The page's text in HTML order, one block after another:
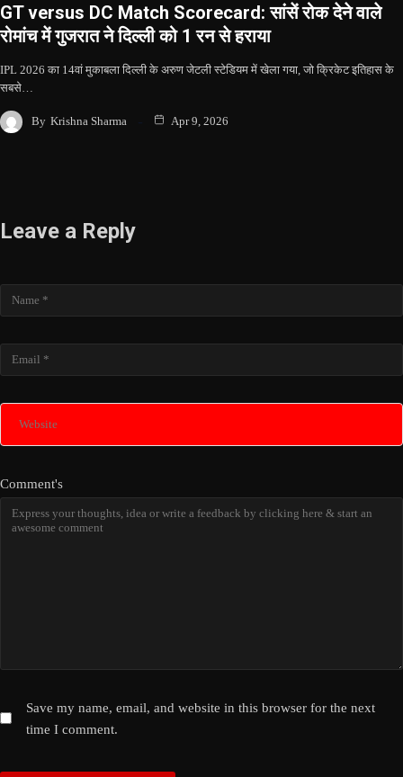
GT versus DC Match Scorecard: सांसें रोक देने वाले
रोमांच में गुजरात ने दिल्ली को 1 रन से हराया
IPL 2026 का 14वां मुकाबला दिल्ली के अरुण जेटली स्टेडियम में खेला गया, जो क्रिकेट इतिहास के
सबसे…
By Krishna Sharma Apr 9, 2026
Leave a Reply
Comment's
Save my name, email, and website in this browser for the next
time I comment.